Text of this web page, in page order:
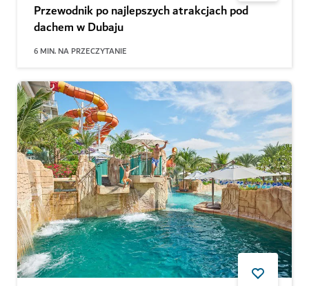
Przewodnik po najlepszych atrakcjach pod
dachem w Dubaju
6 MIN. NA PRZECZYTANIE